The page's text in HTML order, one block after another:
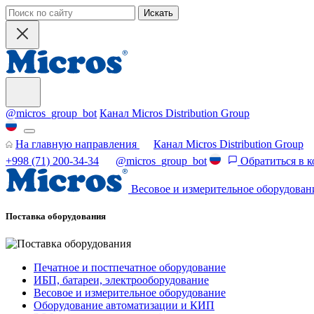
Искать
@micros_group_bot Канал Micros Distribution Group
На главную направления
Канал Micros Distribution Group
+998 (71) 200-34-34
@micros_group_bot Обратиться в
Весовое и измерительное
Поставка оборудования
Печатное и постпечатное оборудование
ИБП, батареи, электрооборудование
Весовое и измерительное оборудование
Оборудование автоматизации и КИП